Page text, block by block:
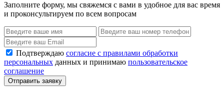
Заполните форму, мы свяжемся с вами в удобное для вас время
и проконсультируем по всем вопросам
Подтверждаю согласие с правилами обработки
персональных данных и принимаю пользовательское
соглашение
Отправить заявку